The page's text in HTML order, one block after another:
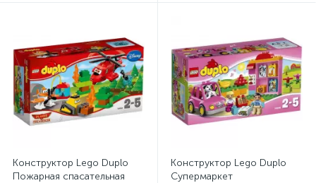
Конструктор Lego Duplo
Пожарная спасательная
Конструктор Lego Duplo
Супермаркет